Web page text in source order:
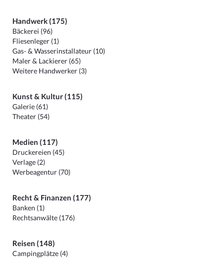
Handwerk (175)
Bäckerei (96)
Fliesenleger (1)
Gas- & Wasserinstallateur (10)
Maler & Lackierer (65)
Weitere Handwerker (3)
Kunst & Kultur (115)
Galerie (61)
Theater (54)
Medien (117)
Druckereien (45)
Verlage (2)
Werbeagentur (70)
Recht & Finanzen (177)
Banken (1)
Rechtsanwälte (176)
Reisen (148)
Campingplätze (4)